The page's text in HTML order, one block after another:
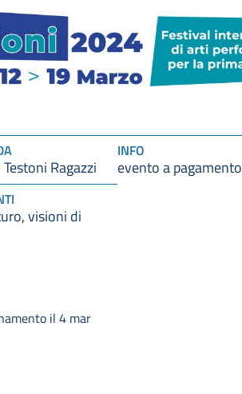
Ragazzi
INFO
evento a pagamento
visioni di
il 4 mar